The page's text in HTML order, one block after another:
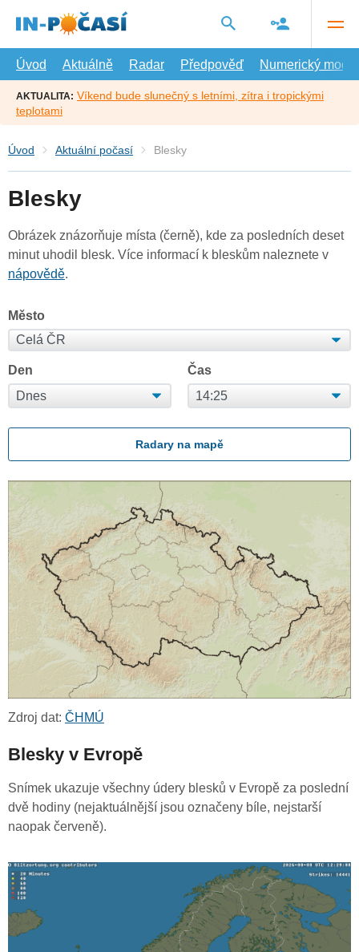
hlavní
Úvod
Aktuálně Radar Předpověď Numerický model
AKTUALITA: Víkend bude slunečný s letními, zítra i tropickými
teplotami
Úvod Aktuální počasí Blesky
Blesky
Obrázek znázorňuje místa (černě), kde za posledních deset
minut uhodil blesk. Více informací k bleskům naleznete v
nápovědě.
Město
Den Čas
Radary na mapě
Zdroj dat: ČHMÚ
Blesky v Evropě
Snímek ukazuje všechny údery blesků v Evropě za poslední
dvě hodiny (nejaktuálnější jsou označeny bíle, nejstarší
naopak červeně).